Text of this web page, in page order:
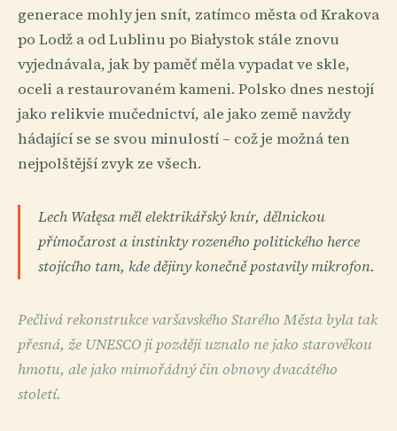
generace mohly jen snít, zatímco města od Krakova
po Lodž a od Lublinu po Białystok stále znovu
vyjednávala, jak by paměť měla vypadat ve skle,
oceli a restaurovaném kameni. Polsko dnes nestojí
jako relikvie mučednictví, ale jako země navždy
hádající se se svou minulostí – což je možná ten
nejpolštější zvyk ze všech.
Lech Wałęsa měl elektrikářský knír, dělnickou
přímočarost a instinkty rozeného politického herce
stojícího tam, kde dějiny konečně postavily mikrofon.
Pečlivá rekonstrukce varšavského Starého Města byla tak
přesná, že UNESCO ji později uznalo ne jako starověkou
hmotu, ale jako mimořádný čin obnovy dvacátého
století.